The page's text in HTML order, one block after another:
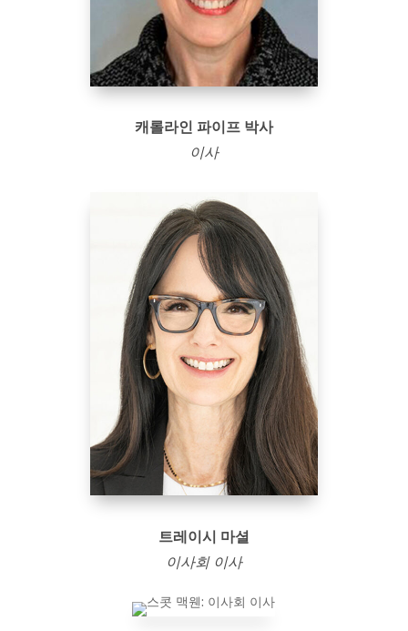
캐롤라인 파이프 박사
이사
트레이시 마셜
이사회 이사